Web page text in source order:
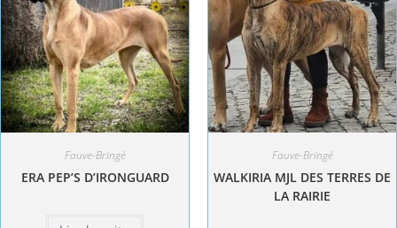
Fauve-Bringé
ERA PEP’S D’IRONGUARD
Fauve-Bringé
WALKIRIA MJL DES TERRES DE
LA RAIRIE